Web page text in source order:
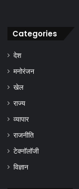
Categories
देश
मनोरंजन
खेल
राज्य
व्यापार
राजनीति
टेक्नॉलॉजी
विज्ञान